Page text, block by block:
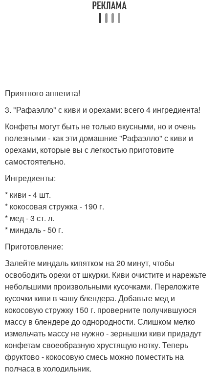
Приятного аппетита!
3. "Рафаэлло" с киви и орехами: всего 4 ингредиента!
Конфеты могут быть не только вкусными, но и очень
полезными - как эти домашние "Рафаэлло" с киви и
орехами, которые вы с легкостью приготовите
самостоятельно.
Ингредиенты:
* киви - 4 шт.
* кокосовая стружка - 190 г.
* мед - 3 ст. л.
* миндаль - 50 г.
Приготовление:
Залейте миндаль кипятком на 20 минут, чтобы
освободить орехи от шкурки. Киви очистите и нарежьте
небольшими произвольными кусочками. Переложите
кусочки киви в чашу блендера. Добавьте мед и
кокосовую стружку 150 г. проверните получившуюся
массу в блендере до однородности. Слишком мелко
измельчать массу не нужно - зернышки киви придадут
конфетам своеобразную хрустящую нотку. Теперь
фруктово - кокосовую смесь можно поместить на
полчаса в холодильник.